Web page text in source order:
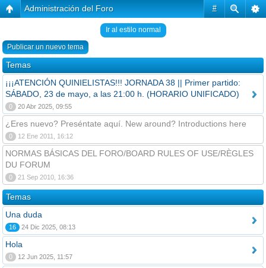
#
Administración del Foro
Ir al estilo normal
Publicar un nuevo tema
Temas
¡¡¡ATENCIÓN QUINIELISTAS!!! JORNADA 38 || Primer partido:
SÁBADO, 23 de mayo, a las 21:00 h. (HORARIO UNIFICADO)
0 20 Abr 2025, 09:55
¿Eres nuevo? Preséntate aquí. New around? Introductions here
0 12 Ene 2011, 16:12
NORMAS BÁSICAS DEL FORO/BOARD RULES OF USE/RÈGLES
DU FORUM
0 21 Sep 2010, 16:36
Temas
Una duda
16 24 Dic 2025, 08:13
Hola
0 12 Jun 2025, 11:57